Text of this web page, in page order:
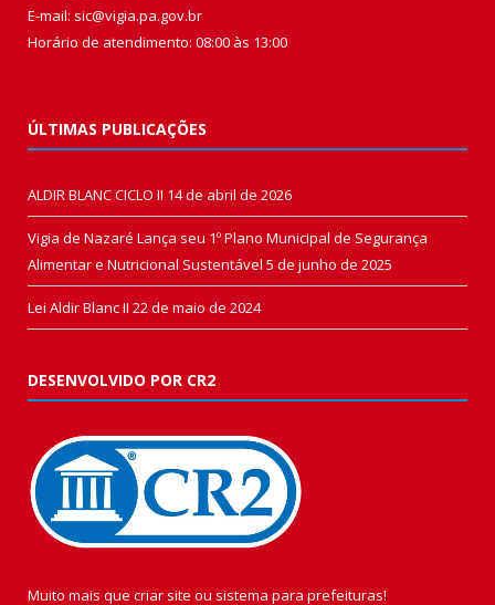
E-mail: sic@vigia.pa.gov.br
Horário de atendimento: 08:00 às 13:00
ÚLTIMAS PUBLICAÇÕES
ALDIR BLANC CICLO II 14 de abril de 2026
Vigia de Nazaré Lança seu 1º Plano Municipal de Segurança
Alimentar e Nutricional Sustentável 5 de junho de 2025
Lei Aldir Blanc II 22 de maio de 2024
DESENVOLVIDO POR CR2
Muito mais que criar site ou sistema para prefeituras!